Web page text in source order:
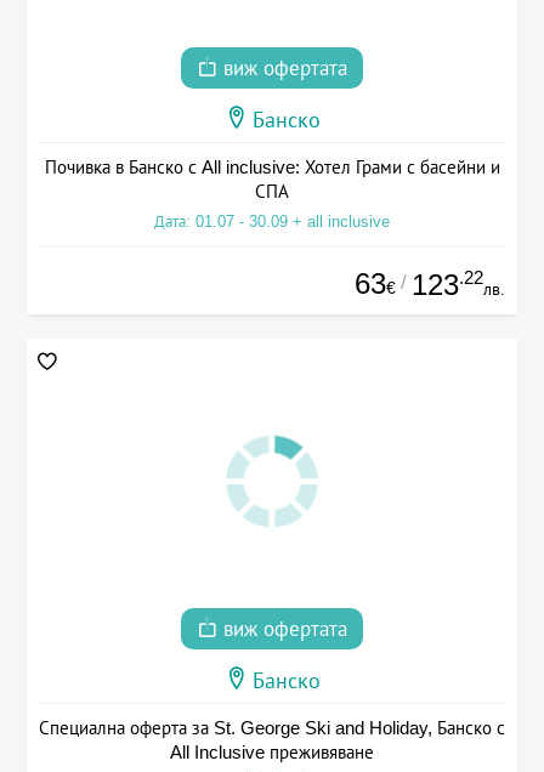
виж офертата
Банско
Почивка в Банско с All inclusive: Хотел Грами с басейни и
СПА
Дата: 01.07 - 30.09 + all inclusive
63€ / 123.22
лв.
виж офертата
Банско
Специална оферта за St. George Ski and Holiday, Банско с
All Inclusive преживяване